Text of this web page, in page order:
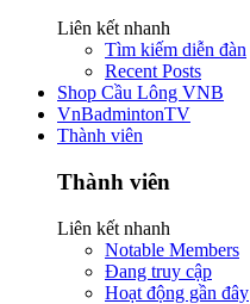
Liên kết nhanh
Tìm kiếm diễn đàn
Recent Posts
Shop Cầu Lông VNB
VnBadmintonTV
Thành viên
Thành viên
Liên kết nhanh
Notable Members
Đang truy cập
Hoạt động gần đây